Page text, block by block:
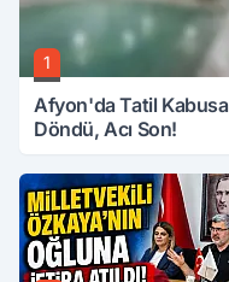
1
Afyon'da Tatil Kabusa
Döndü, Acı Son!